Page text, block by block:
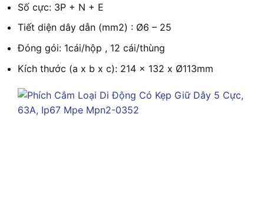
Số cực: 3P + N + E
Tiết diện dây dẫn (mm2) : Ø6 – 25
Đóng gói: 1cái/hộp , 12 cái/thùng
Kích thước (a x b x c): 214 x 132 x Ø113mm